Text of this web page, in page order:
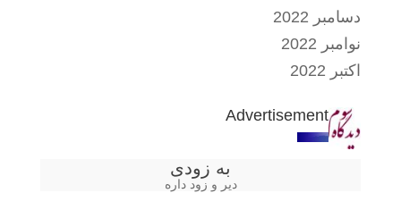
دسامبر 2022
نوامبر 2022
اکتبر 2022
Advertisement
به زودی
دیر و زود داره